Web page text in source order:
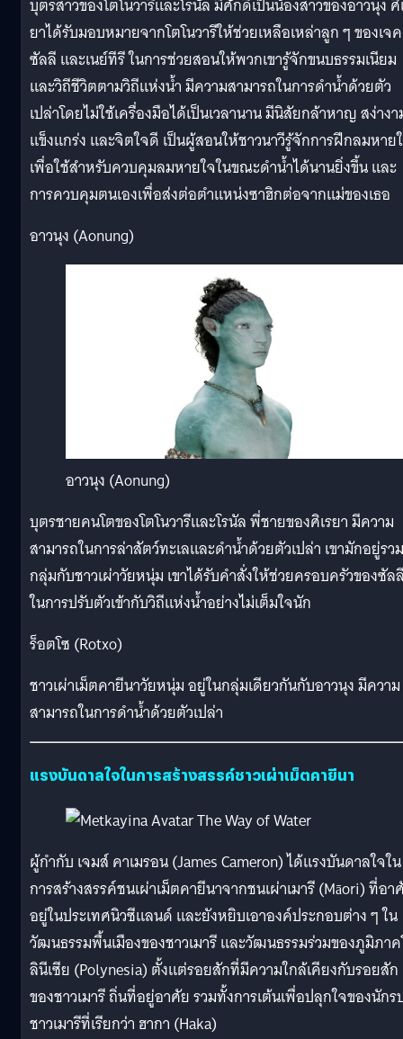
บุตรสาวของโตโนวารีและโรนัล มีศักดิ์เป็นน้องสาวของอาวนุง ศิ
ยาได้รับมอบหมายจากโตโนวารีให้ช่วยเหลือเหล่าลูก ๆ ของเจค
ซัลลี และเนย์ทีรี ในการช่วยสอนให้พวกเขารู้จักขนบธรรมเนียม
และวิถีชีวิตตามวิถีแห่งน้ำ มีความสามารถในการดำน้ำด้วยตัว
เปล่าโดยไม่ใช้เครื่องมือได้เป็นเวลานาน มีนิสัยกล้าหาญ สง่าง
แข็งแกร่ง และจิตใจดี เป็นผู้สอนให้ชาวนาวีรู้จักการฝีกลมหาย
เพื่อใช้สำหรับควบคุมลมหายใจในขณะดำน้ำได้นานยิ่งขึ้น และ
การควบคุมตนเองเพื่อส่งต่อตำแหน่งซาฮิกต่อจากแม่ของเธอ
อาวนุง (Aonung)
อาวนุง (Aonung)
บุตรชายคนโตของโตโนวารีและโรนัล พี่ชายของศิเรยา มีความ
สามารถในการล่าสัตว์ทะเลและดำน้ำด้วยตัวเปล่า เขามักอยู่รวม
กลุ่มกับชาวเผ่าวัยหนุ่ม เขาได้รับคำสั่งให้ช่วยครอบครัวของซัล
ในการปรับตัวเข้ากับวิถีแห่งน้ำอย่างไม่เต็มใจนัก
ร็อตโซ (Rotxo)
ชาวเผ่าเม็ตคายีนาวัยหนุ่ม อยู่ในกลุ่มเดียวกันกับอาวนุง มีความ
สามารถในการดำน้ำด้วยตัวเปล่า
แรงบันดาลใจในการสร้างสรรค์ชาวเผ่าเม็ตคายีนา
ผู้กำกับ เจมส์ คาเมรอน (James Cameron) ได้แรงบันดาลใจใน
การสร้างสรรค์ชนเผ่าเม็ตคายีนาจากชนเผ่าเมารี (Māori) ที่อา
อยู่ในประเทศนิวซีแลนด์ และยังหยิบเอาองค์ประกอบต่าง ๆ ใน
วัฒนธรรมพื้นเมืองของชาวเมารี และวัฒนธรรมร่วมของภูมิภา
ลินีเซีย (Polynesia) ตั้งแต่รอยสักที่มีความใกล้เคียงกับรอยสัก
ของชาวเมารี ถิ่นที่อยู่อาศัย รวมทั้งการเต้นเพื่อปลุกใจของนักร
ชาวเมารีที่เรียกว่า ฮากา (Haka)